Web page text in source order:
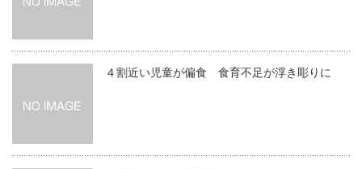
４割近い児童が偏食 食育不足が浮き彫りに